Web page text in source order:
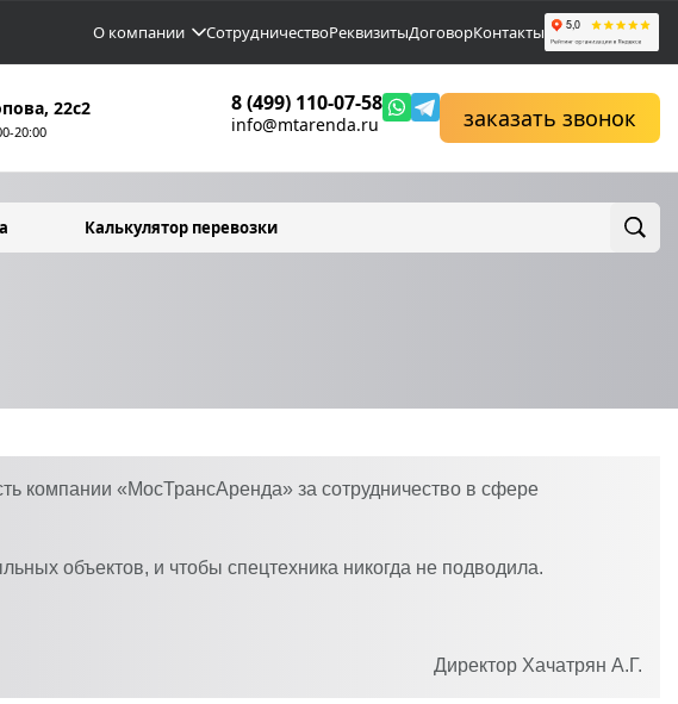
О компании СотрудничествоРеквизитыДоговорКонтакты
22c2
20:00
8 (499) 110-07-58
info@mtarenda.ru заказать звонок
Калькулятор перевозки
компании «МосТрансАренда» за сотрудничество в сфере
объектов, и чтобы спецтехника никогда не подводила.
Директор Хачатрян А.Г.